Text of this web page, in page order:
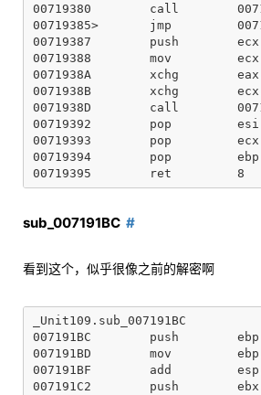
00719380        call
00719385>       jmp
00719387        push        ecx
00719388        mov
0071938A        xchg
0071938B        xchg
0071938D        call
00719392        pop         esi
00719393        pop         ecx
00719394        pop         ebp
sub_007191BC
看到这个，似乎很像之前的解密啊
_Unit109.sub_007191BC
007191BC        push        ebp
007191BD        mov
007191BF        add
007191C2        push        ebx